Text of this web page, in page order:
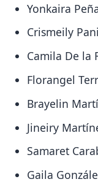
Yonkaira
Crismeily
Camila De la
Florangel
Brayelin
Jineiry
Samaret
Gaila